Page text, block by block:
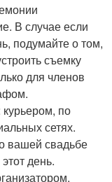
В случае если
подумайте о том,
съемку
для членов
по
сетях.
вашей свадьбе
день.